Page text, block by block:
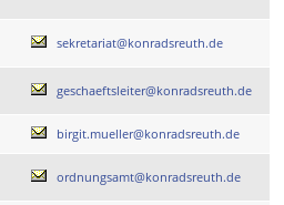
sekretariat@konradsreuth.de
geschaeftsleiter@konradsreuth.de
birgit.mueller@konradsreuth.de
ordnungsamt@konradsreuth.de